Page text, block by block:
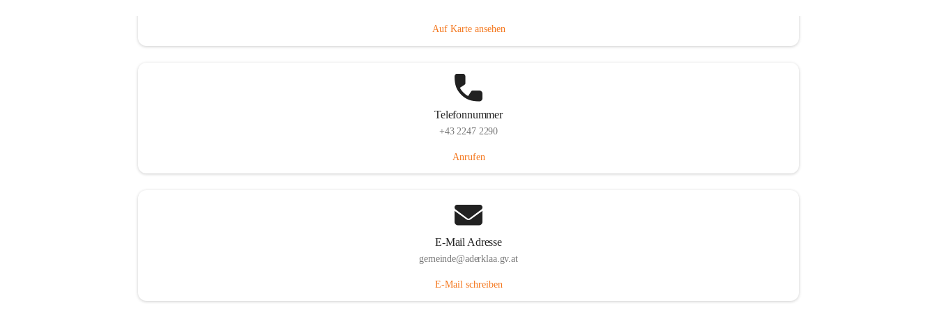
Auf Karte ansehen
Telefonnummer
+43 2247 2290
Anrufen
E-Mail Adresse
gemeinde@aderklaa.gv.at
E-Mail schreiben